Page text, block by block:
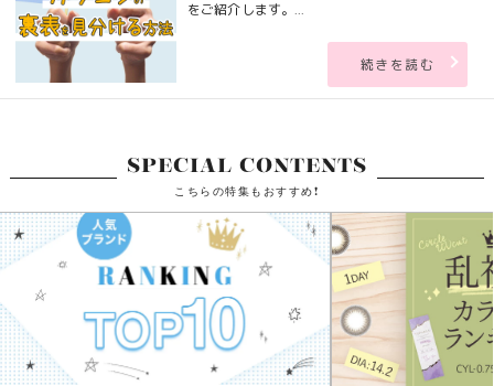
をご紹介します。...
続きを読む
SPECIAL CONTENTS
こちらの特集もおすすめ!